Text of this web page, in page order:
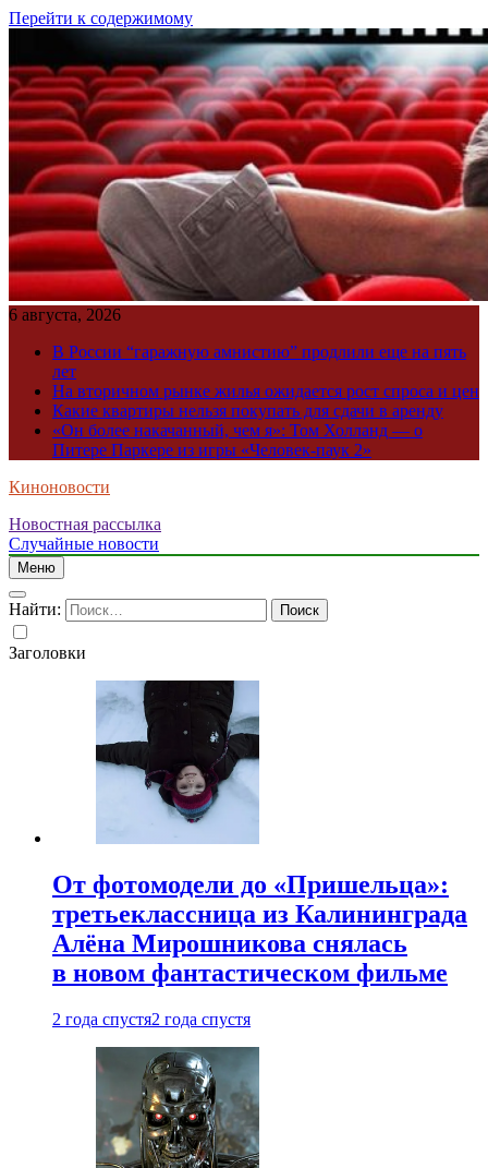
Перейти к содержимому
6 августа, 2026
В России “гаражную амнистию” продлили еще на пять
лет
На вторичном рынке жилья ожидается рост спроса и цен
Какие квартиры нельзя покупать для сдачи в аренду
«Он более накачанный, чем я»: Том Холланд — о
Питере Паркере из игры «Человек-паук 2»
Киноновости
Новостная рассылка
Случайные новости
Меню
Найти:
Заголовки
От фотомодели до «Пришельца»:
третьеклассница из Калининграда
Алёна Мирошникова снялась
в новом фантастическом фильме
2 года спустя2 года спустя